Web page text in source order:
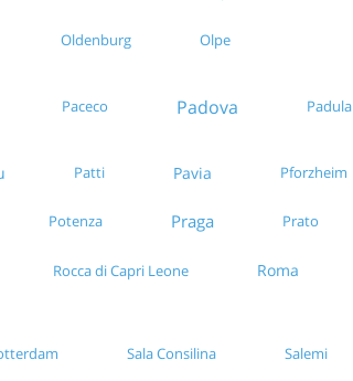
Oldenburg Olpe
Paceco Padova Padula
Patti Pavia Pforzheim
Potenza Praga Prato
Rocca di Capri Leone Roma
Sala Consilina Salemi